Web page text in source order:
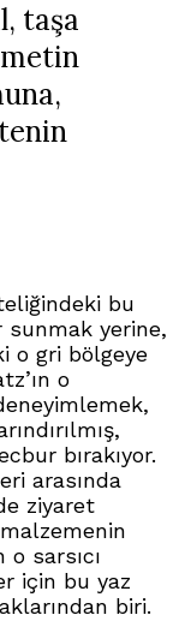
taşa
bu
sunmak yerine,
o gri bölgeye
o
bırakıyor.
arasında
ziyaret
sarsıcı
için bu yaz
biri.